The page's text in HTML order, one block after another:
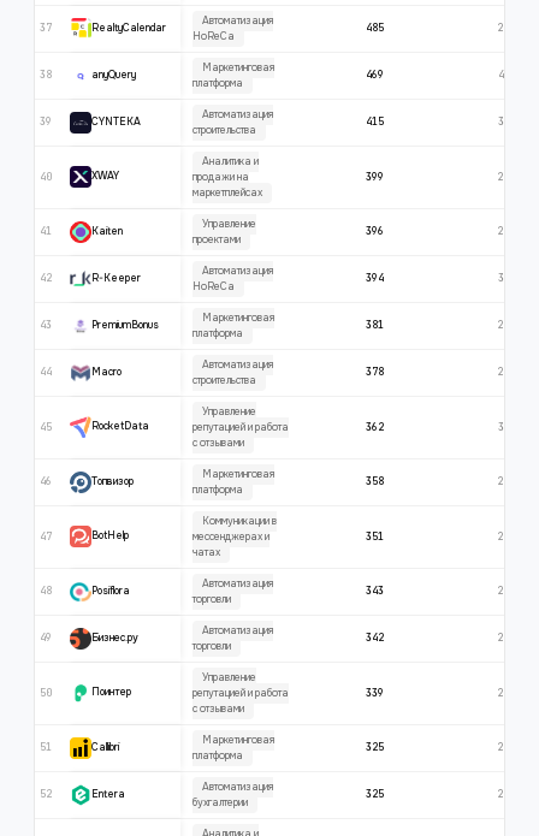
37 RealtyCalendar
Автоматизация
HoReCa
485 220
38 anyQuery
Маркетинговая
платформа
469 416
39 CYNTEKA
Автоматизация
строительства
415 339
40 XWAY
Аналитика и
продажи на
маркетплейсах
399 237
41 Kaiten
Управление
проектами
396 269
42 R-Keeper
Автоматизация
HoReCa
394 350
43 PremiumBonus
Маркетинговая
платформа
381 282
44 Macro
Автоматизация
строительства
378 282
45 RocketData
Управление
репутацией и работа
с отзывами
362 356
46 Топвизор
Маркетинговая
платформа
358 262
47 BotHelp
Коммуникации в
мессенджерах и
чатах
351 271
48 Posiflora
Автоматизация
торговли
343 218
49 Бизнес.ру
Автоматизация
торговли
342 271
50 Поинтер
Управление
репутацией и работа
с отзывами
339 237
51 Callibri
Маркетинговая
платформа
325 268
52 Entera
Автоматизация
бухгалтерии
325 256